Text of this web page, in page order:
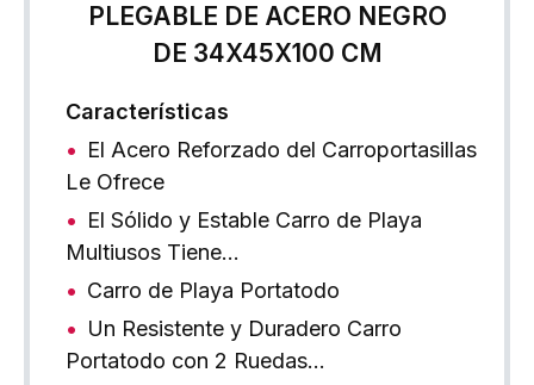
PLEGABLE DE ACERO NEGRO
DE 34X45X100 CM
Características
El Acero Reforzado del Carroportasillas
Le Ofrece
El Sólido y Estable Carro de Playa
Multiusos Tiene…
Carro de Playa Portatodo
Un Resistente y Duradero Carro
Portatodo con 2 Ruedas…